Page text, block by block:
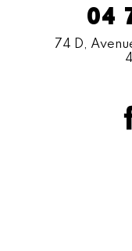
04
74 D,